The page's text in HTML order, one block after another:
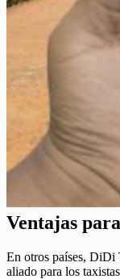
Ventajas
En otros países, DiDi
aliado para los